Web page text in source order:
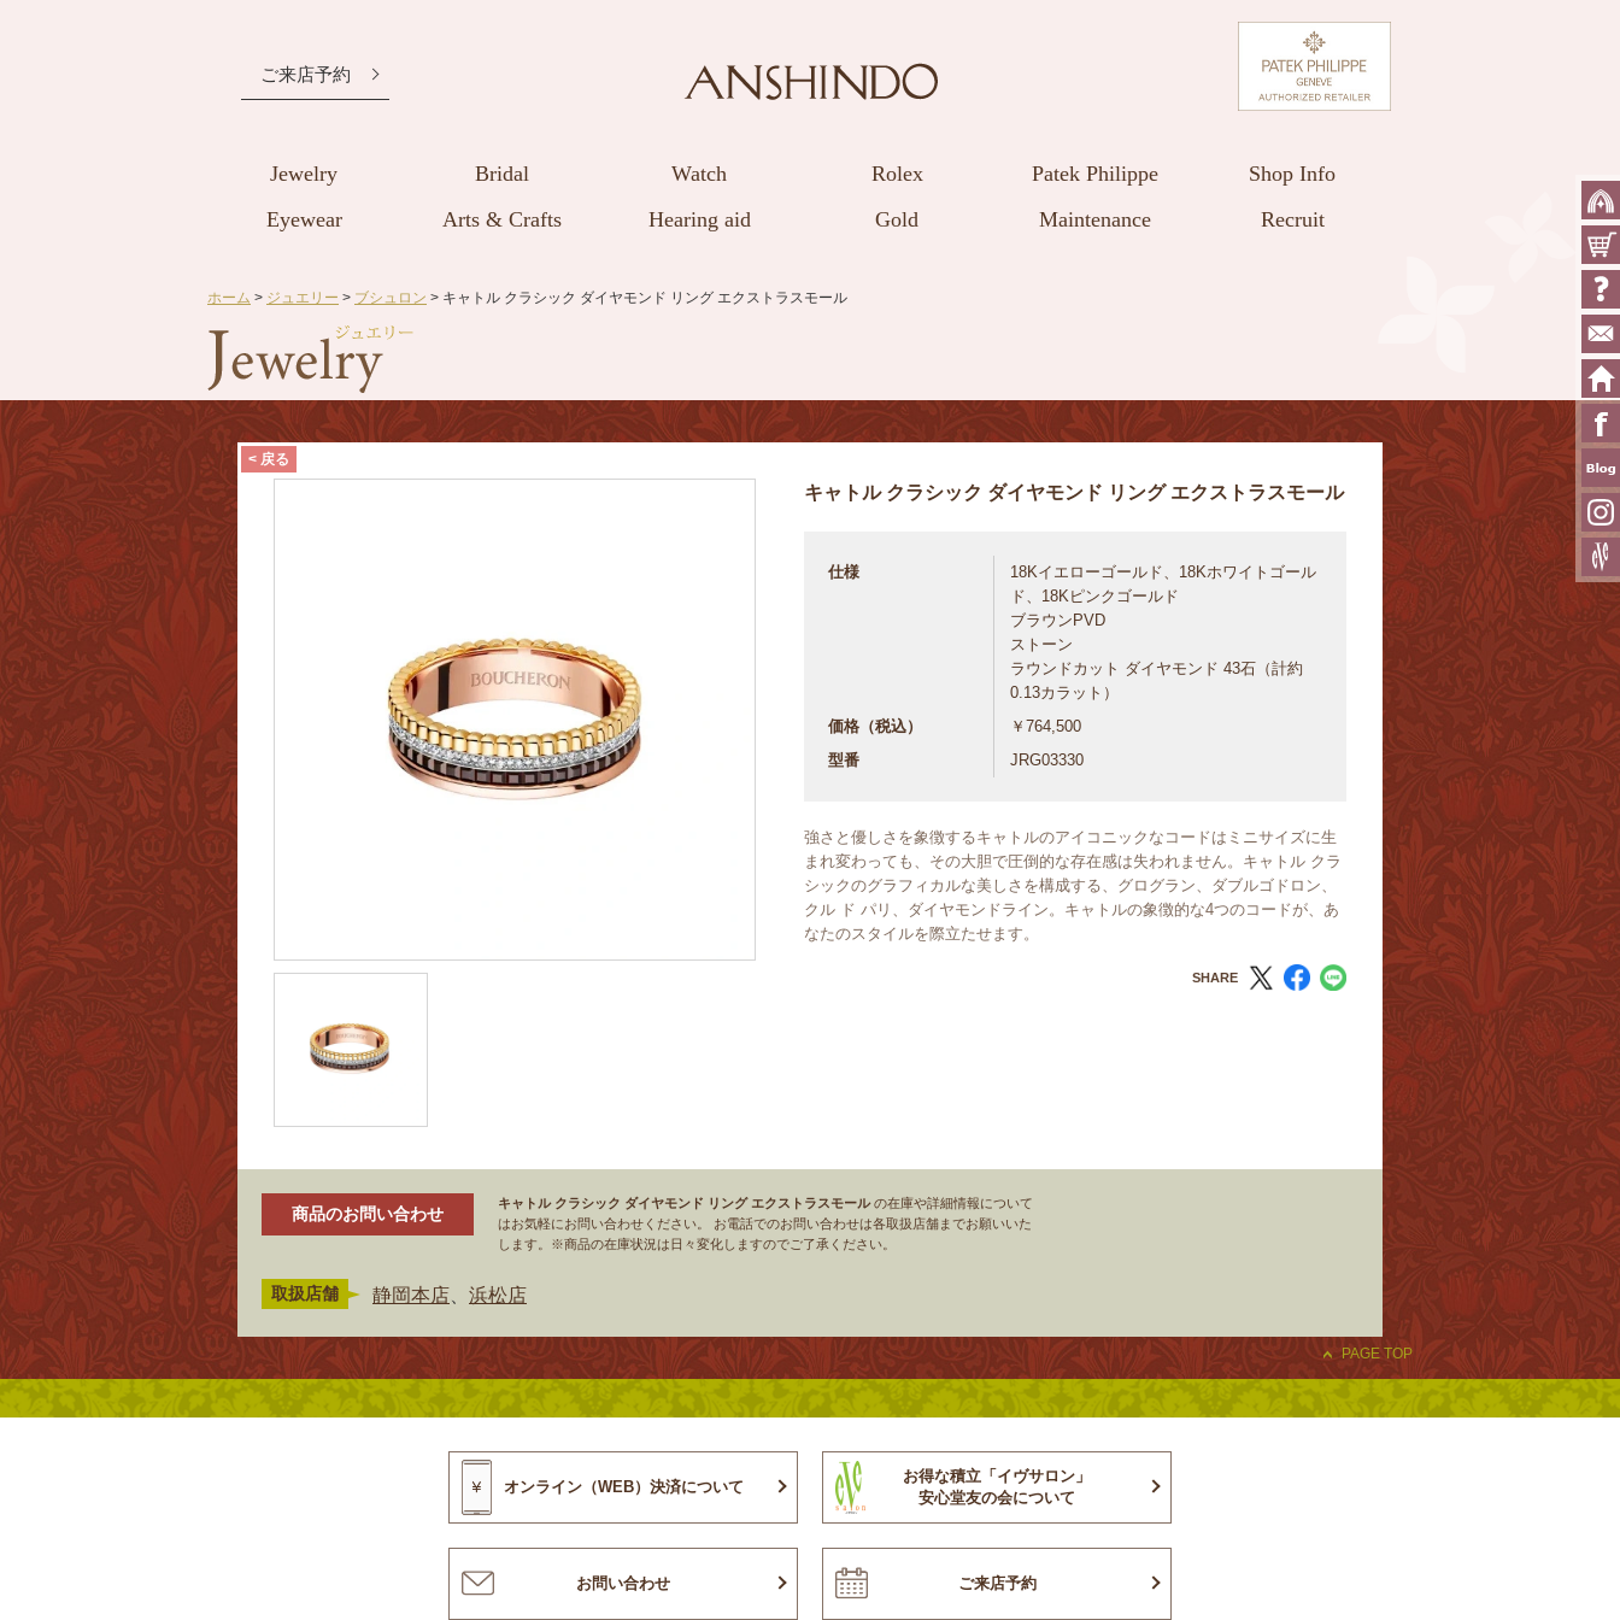
ご来店予約
Jewelry Bridal Watch Rolex Patek Philippe
Shop Info
Eyewear
Arts & Crafts Hearing aid Gold Maintenance Recruit
ホーム > ジュエリー > ブシュロン > キャトル クラシック ダイヤモンド リング エクストラスモール
キャトル クラシック ダイヤモンド リング エクストラスモール
仕様
18Kイエローゴールド、18Kホワイトゴール
ド、18Kピンクゴールド
ブラウンPVD
ストーン
ラウンドカット ダイヤモンド 43石（計約
0.13カラット）
価格（税込）
￥764,500
型番
JRG03330
強さと優しさを象徴するキャトルのアイコニックなコードはミニサイズに生
まれ変わっても、その大胆で圧倒的な存在感は失われません。キャトル クラ
シックのグラフィカルな美しさを構成する、グログラン、ダブルゴドロン、
クル ド パリ、ダイヤモンドライン。キャトルの象徴的な4つのコードが、あ
なたのスタイルを際立たせます。
SHARE
< 戻る
商品のお問い合わせ
キャトル クラシック ダイヤモンド リング エクストラスモールの在庫や詳細情報について
はお気軽にお問い合わせください。 お電話でのお問い合わせは各取扱店舗までお願いいた
します。※商品の在庫状況は日々変化しますのでご了承ください。
取扱店舗 静岡本店 浜松店
PAGE TOP
オンライン（WEB）決済について
お得な積立「イヴサロン」
安心堂友の会について
お問い合わせ ご来店予約